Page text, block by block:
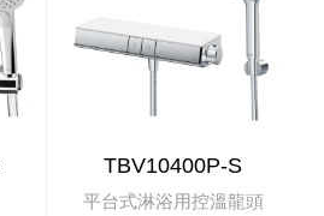
TBV10400P-S
平台式淋浴用控溫龍頭